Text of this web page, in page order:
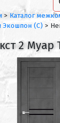
> Каталог
Экошпон (С) >
2 Муар